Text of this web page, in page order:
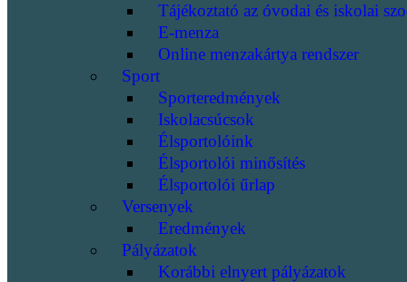
Tájékoztató az óvodai és iskolai
E-menza
Online menzakártya rendszer
Sport
Sporteredmények
Iskolacsúcsok
Élsportolóink
Élsportolói minősítés
Élsportolói űrlap
Versenyek
Eredmények
Pályázatok
Korábbi elnyert pályázatok